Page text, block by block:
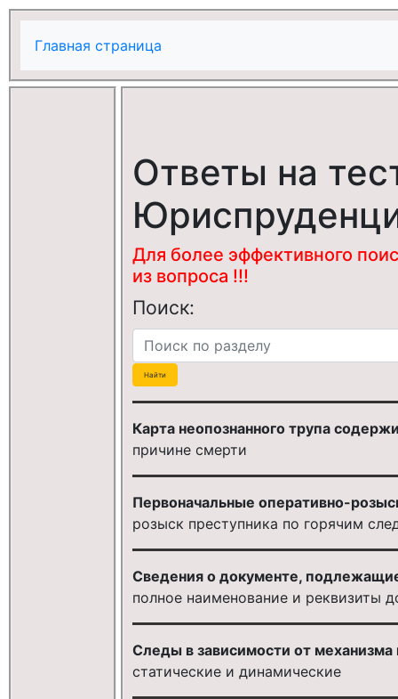
Главная страница
Ответы на
Для более эффективного
из вопроса !!!
Поиск:
Карта неопознанного трупа
причине смерти
Первоначальные оперативно-
розыск преступника по горячим
Сведения о документе,
полное наименование и реквизиты
Следы в зависимости от
статические и динамические